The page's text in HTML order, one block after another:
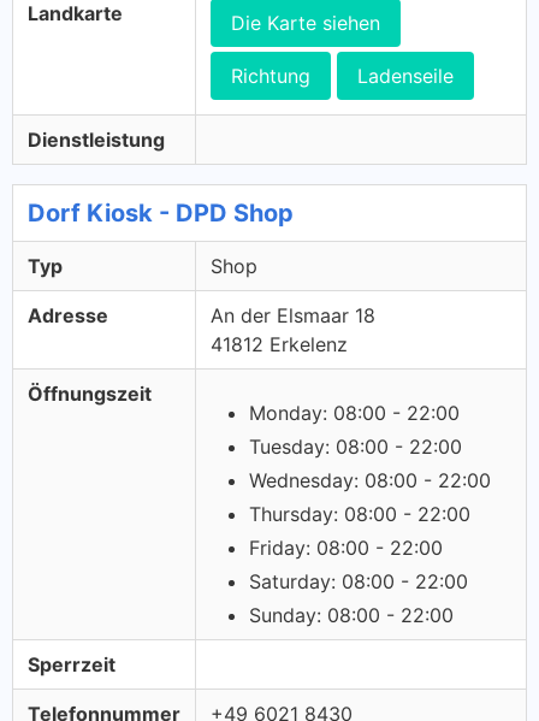
Landkarte Die Karte siehen
Richtung Ladenseile
Dienstleistung
Dorf Kiosk - DPD Shop
Typ Shop
Adresse
An der Elsmaar 18
41812 Erkelenz
Öffnungszeit
Monday: 08:00 - 22:00
Tuesday: 08:00 - 22:00
Wednesday: 08:00 - 22:00
Thursday: 08:00 - 22:00
Friday: 08:00 - 22:00
Saturday: 08:00 - 22:00
Sunday: 08:00 - 22:00
Sperrzeit
Telefonnummer +49 6021 8430